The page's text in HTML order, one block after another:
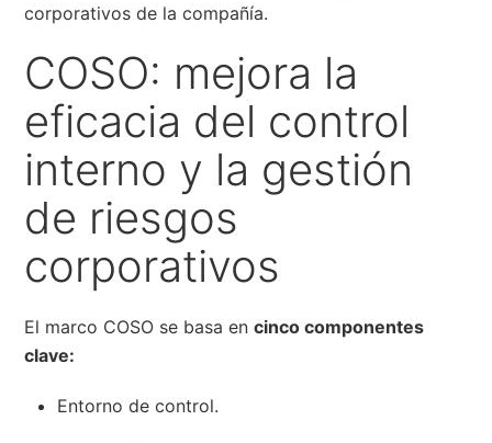
corporativos de la compañía.
COSO: mejora la
eficacia del control
interno y la gestión
de riesgos
corporativos
El marco COSO se basa encinco componentes
clave:
Entorno de control.